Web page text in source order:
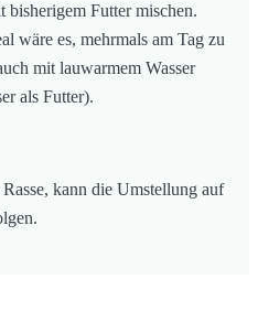
Futter mischen.
wäre es, mehrmals am Tag zu
mit lauwarmem Wasser
als Futter).
kann die Umstellung auf